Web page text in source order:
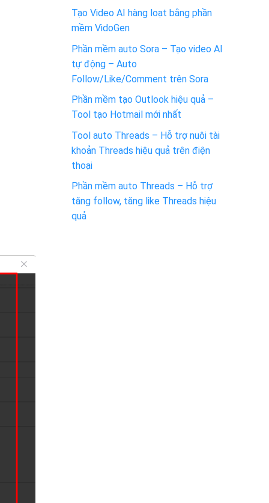
Tạo Video AI hàng loạt bằng phần
mềm VidoGen
Phần mềm auto Sora – Tạo video AI
tự động – Auto
Follow/Like/Comment trên Sora
Phần mềm tạo Outlook hiệu quả –
Tool tạo Hotmail mới nhất
Tool auto Threads – Hỗ trợ nuôi tài
khoản Threads hiệu quả trên điện
thoại
Phần mềm auto Threads – Hỗ trợ
tăng follow, tăng like Threads hiệu
quả